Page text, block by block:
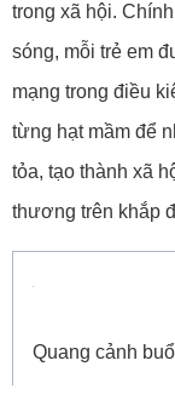
trong xã hội.
sóng, mỗi trẻ em
mạng trong điều
từng hạt mầm để
tỏa, tạo thành xã
thương trên khắp